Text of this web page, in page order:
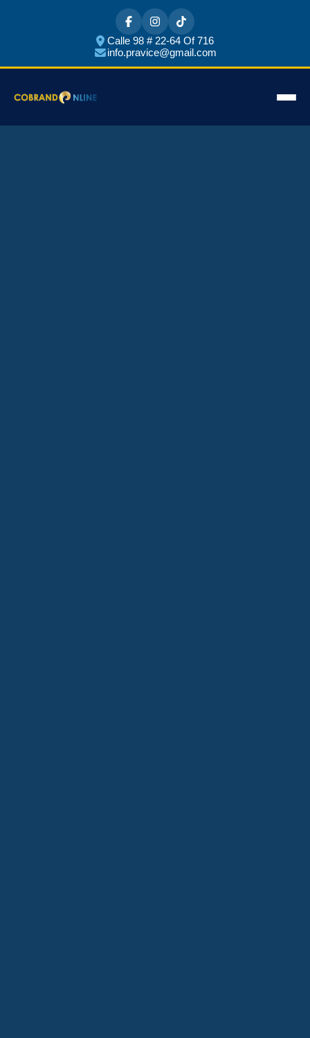
Calle 98 # 22-64 Of 716
info.pravice@gmail.com